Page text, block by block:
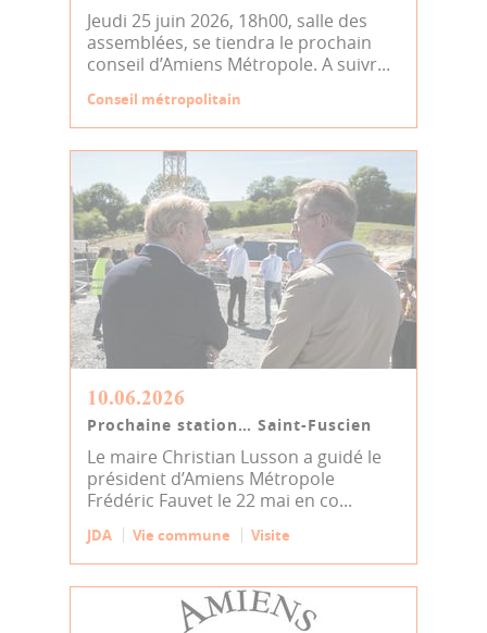
Jeudi 25 juin 2026, 18h00, salle des
assemblées, se tiendra le prochain
conseil d’Amiens Métropole. A suivr...
Conseil métropolitain
10.06.2026
Prochaine station… Saint-Fuscien
Le maire Christian Lusson a guidé le
président d’Amiens Métropole
Frédéric Fauvet le 22 mai en co...
JDA Vie commune Visite